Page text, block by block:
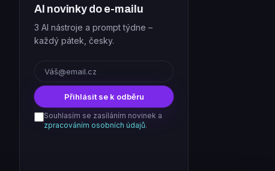
AI novinky do e-mailu
3 AI nástroje a prompt týdne –
každý pátek, česky.
Přihlásit se k odběru
Souhlasím se zasíláním novinek a
zpracováním osobních údajů.